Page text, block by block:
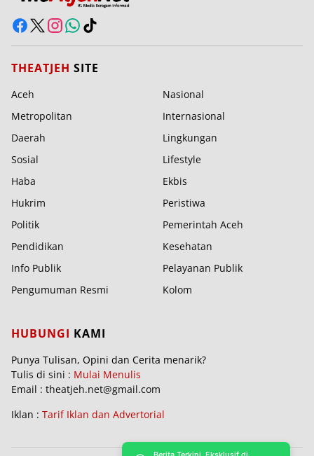
THEATJEH SITE
Aceh
Nasional
Metropolitan
Internasional
Daerah
Lingkungan
Sosial
Lifestyle
Haba
Ekbis
Hukrim
Peristiwa
Politik
Pemerintah Aceh
Pendidikan
Kesehatan
Info Publik
Pelayanan Publik
Pengumuman Resmi
Kolom
HUBUNGI KAMI
Punya Tulisan, Opini dan Cerita menarik?
Tulis di sini : Mulai Menulis
Email : theatjeh.net@gmail.com
Iklan : Tarif Iklan dan Advertorial